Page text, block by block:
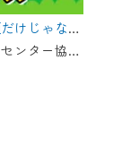
おうちで猿ジョイどうぶつえん～霊長類だけじゃない！？ 夏休みは日本モンキーセンターへ！～（2024年8月16日初回放送）
世界屈指のサル類動物園・日本モンキーセンター協力の親子で学べる動物番組。